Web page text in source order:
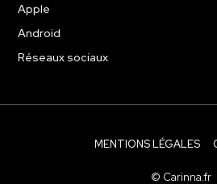
Apple
Android
Réseaux sociaux
MENTIONS LÉGALES
© Carinna.fr